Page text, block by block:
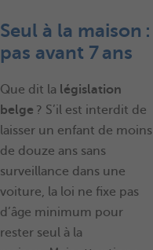
Seul à la maison :
pas avant 7 ans
Que dit la législation
belge ? S’il est interdit de
laisser un enfant de moins
de douze ans sans
surveillance dans une
voiture, la loi ne fixe pas
d’âge minimum pour
rester seul à la